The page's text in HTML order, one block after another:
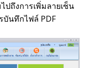
ถึงการเพิ่มลายเซ็น
บันทึกไฟล์ PDF